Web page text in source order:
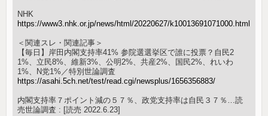
NHK
https://www3.nhk.or.jp/news/html/20220627/k10013691071000.html
＜関連スレ・関連記事＞
【毎日】岸田内閣支持率41% 参院選選挙区で誰に投票？自民2
1%、立民8%、維新3%、公明2%、共産2%、国民2%、れいわ
1%、N党1%／特別世論調査
https://asahi.5ch.net/test/read.cgi/newsplus/1656356883/
内閣支持率７ポイント減の５７％、政党支持率は自民３７％…読
売世論調査 : [読売 2022.6.23]